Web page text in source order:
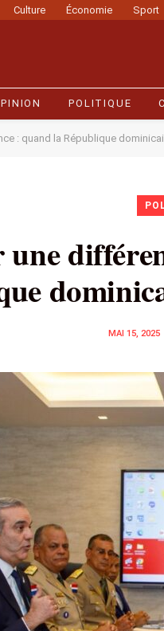
Culture Économie Sport
POLITIQUE
: quand la République
MAI 15, 2025